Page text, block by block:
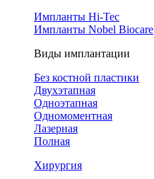
Импланты Hi-Tec
Импланты Nobel Biocare
Виды имплантации
Без костной пластики
Двухэтапная
Одноэтапная
Одномоментная
Лазерная
Полная
Хирургия